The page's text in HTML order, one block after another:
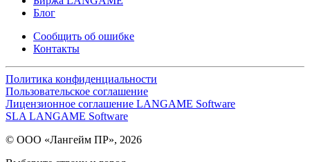
Блог
Сообщить об ошибке
Контакты
Политика конфиденциальности
Пользовательское соглашение
Лицензионное соглашение LANGAME Software
SLA LANGAME Software
© ООО «Лангейм ПР», 2026